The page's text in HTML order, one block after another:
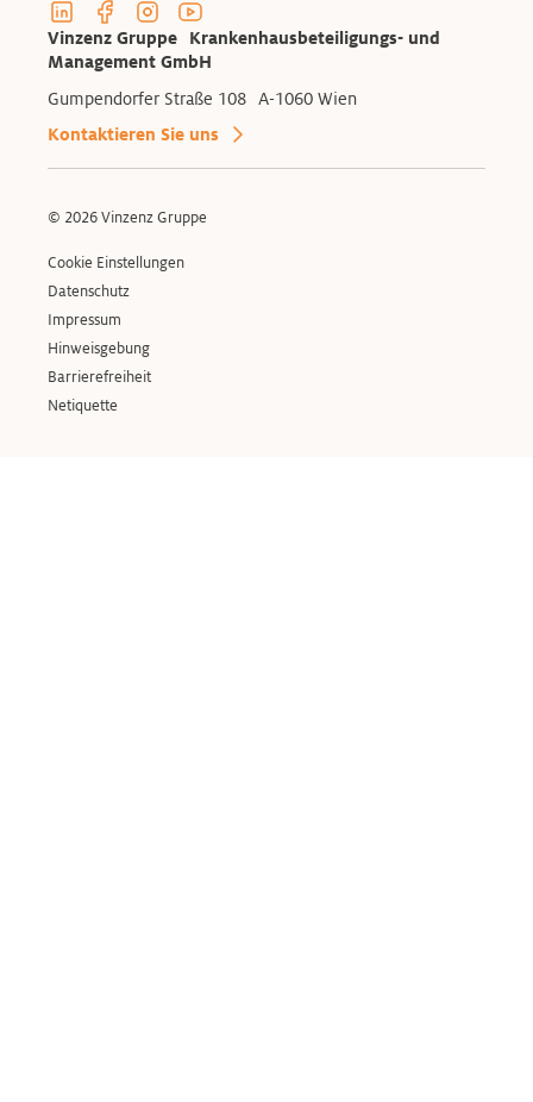
Linkedin Profil der Vinzenzgruppe
Facebook Profil der Vinzenzgruppe
Instagram Profil der Vinzenzgruppe
Youtube Kanal der Vinzenzgruppe
Vinzenz Gruppe Krankenhausbeteiligungs- und
Management GmbH
Gumpendorfer Straße 108 A-1060 Wien
Kontaktieren Sie uns
© 2026 Vinzenz Gruppe
Cookie Einstellungen
Datenschutz
Impressum
Hinweisgebung
Barrierefreiheit
Netiquette